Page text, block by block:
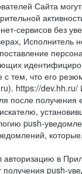
Сайта
сервисов без
Исполнитель
тем, что его
https://dev.hh.ru/
после
push-
в
получения push-